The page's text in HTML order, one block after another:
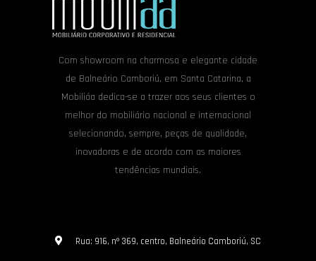
Com showroom na charmosa e elegante cidade
de Balneário Camboriú, em Santa Catarina, a
Mobiliáa dedica-se a trazer aos seus clientes o
melhor do mobiliário nacional e internacional
selecionando, sempre, peças de qualidade,
inovadoras e de acordo com as maiores
tendências mundiais.
Rua: 916, nº 369, centro, Balneário Camboriú, SC